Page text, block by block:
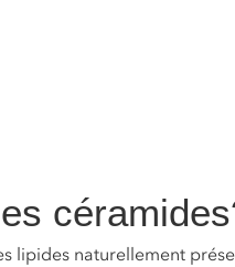
lipides naturellement